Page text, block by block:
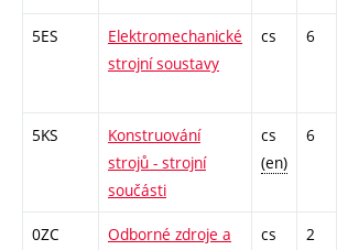
5ES
Elektromechanické
strojní soustavy
cs 6
5KS
Konstruování
strojů - strojní
součásti
cs
(en)
6
0ZC
Odborné zdroje a
cs 2